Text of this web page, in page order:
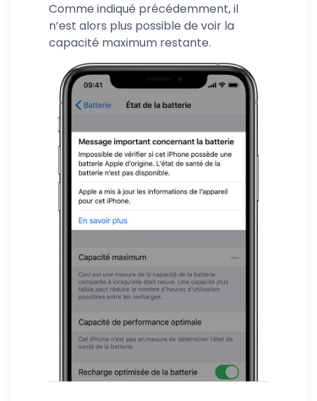
Comme indiqué précédemment, il
n’est alors plus possible de voir la
capacité maximum restante.